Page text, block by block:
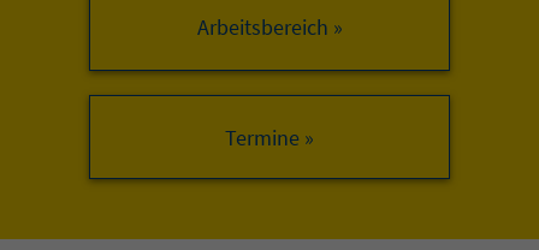
Arbeitsbereich »